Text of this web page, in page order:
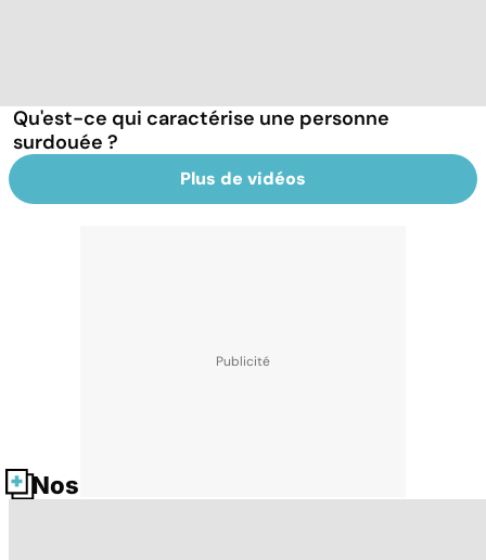
Qu'est-ce qui caractérise une personne
surdouée ?
Plus de vidéos
Nos fiches santé